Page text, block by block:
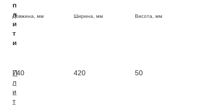
п
л
и
т
и
Довжина, мм Ширина, мм Висота, мм
П
л
и
т
740 420 50